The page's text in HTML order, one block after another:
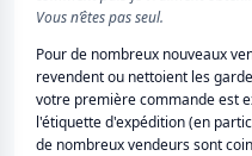
Vous n’êtes pas seul.
Pour de nombreux nouveaux
revendent ou nettoient les
votre première commande est
l'étiquette d'expédition (en
de nombreux vendeurs sont